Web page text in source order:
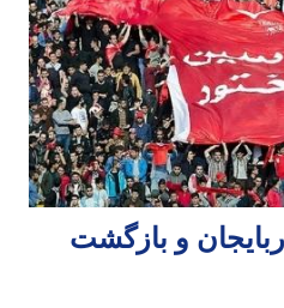
و بازگشت